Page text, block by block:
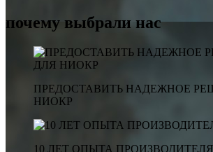
почему выбрали нас
ПРЕДОСТАВИТЬ НАДЕЖНОЕ
НИОКР
10 ЛЕТ ОПЫТА ПРОИЗВОДИТЕЛЯ